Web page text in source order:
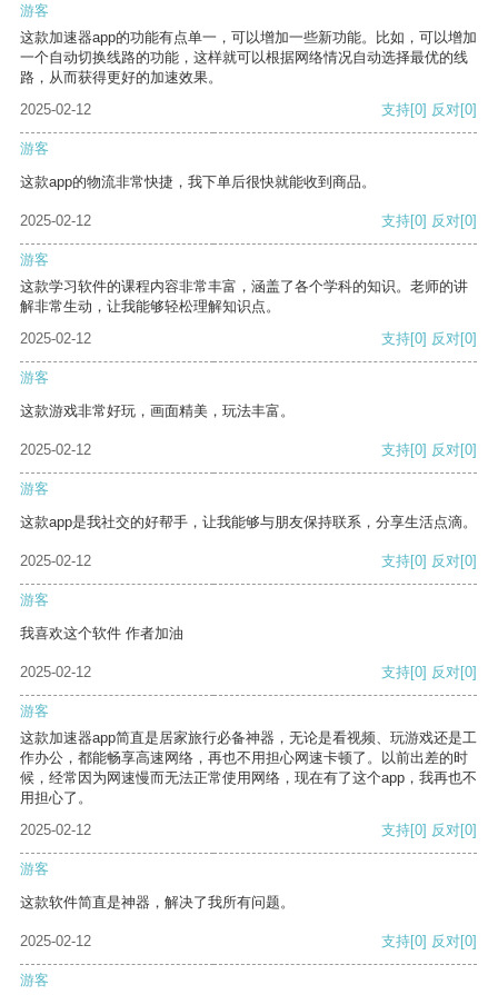
游客
这款加速器app的功能有点单一，可以增加一些新功能。比如，可以增加
一个自动切换线路的功能，这样就可以根据网络情况自动选择最优的线
路，从而获得更好的加速效果。
2025-02-12
支持[0] 反对[0]
游客
这款app的物流非常快捷，我下单后很快就能收到商品。
2025-02-12 支持[0] 反对[0]
游客
这款学习软件的课程内容非常丰富，涵盖了各个学科的知识。老师的讲
解非常生动，让我能够轻松理解知识点。
2025-02-12
支持[0] 反对[0]
游客
这款游戏非常好玩，画面精美，玩法丰富。
2025-02-12 支持[0] 反对[0]
游客
这款app是我社交的好帮手，让我能够与朋友保持联系，分享生活点滴。
2025-02-12 支持[0] 反对[0]
游客
我喜欢这个软件 作者加油
2025-02-12 支持[0] 反对[0]
游客
这款加速器app简直是居家旅行必备神器，无论是看视频、玩游戏还是工
作办公，都能畅享高速网络，再也不用担心网速卡顿了。以前出差的时
候，经常因为网速慢而无法正常使用网络，现在有了这个app，我再也不
用担心了。
2025-02-12
支持[0] 反对[0]
游客
这款软件简直是神器，解决了我所有问题。
2025-02-12 支持[0] 反对[0]
游客